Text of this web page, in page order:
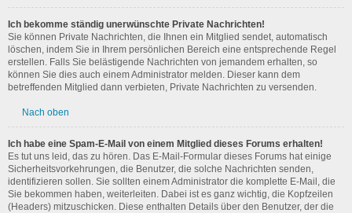
Ich bekomme ständig unerwünschte Private Nachrichten!
Sie können Private Nachrichten, die Ihnen ein Mitglied sendet, automatisch
löschen, indem Sie in Ihrem persönlichen Bereich eine entsprechende Regel
erstellen. Falls Sie belästigende Nachrichten von jemandem erhalten, so
können Sie dies auch einem Administrator melden. Dieser kann dem
betreffenden Mitglied dann verbieten, Private Nachrichten zu versenden.
Nach oben
Ich habe eine Spam-E-Mail von einem Mitglied dieses Forums erhalten!
Es tut uns leid, das zu hören. Das E-Mail-Formular dieses Forums hat einige
Sicherheitsvorkehrungen, die Benutzer, die solche Nachrichten senden,
identifizieren sollen. Sie sollten einem Administrator die komplette E-Mail, die
Sie bekommen haben, weiterleiten. Dabei ist es ganz wichtig, die Kopfzeilen
(Headers) mitzuschicken. Diese enthalten Details über den Benutzer, der die